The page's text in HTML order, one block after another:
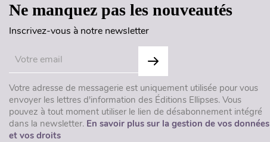
Ne manquez pas les nouveautés
Inscrivez-vous à notre newsletter
Votre adresse de messagerie est uniquement utilisée pour vous
envoyer les lettres d'information des Éditions Ellipses. Vous
pouvez à tout moment utiliser le lien de désabonnement intégré
dans la newsletter. En savoir plus sur la gestion de vos données
et vos droits